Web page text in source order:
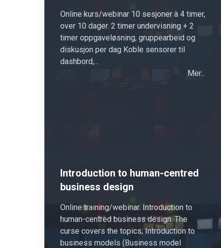
Online kurs/webinar 10 sesjoner à 4 timer,
over 10 dager. 2 timer undervisning + 2
timer oppgaveløsning, gruppearbeid og
diskusjon per dag Koble sensorer til
dashbord,...
Mer...
Introduction to human-centred
business design
Online training/webinar. Introduction to
human-centred business design. The
curse covers the topics; Introduction to
business models (Business model